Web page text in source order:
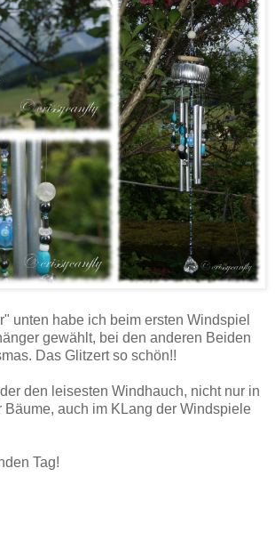
unten habe ich beim ersten Windspiel
gewählt, bei den anderen Beiden
Das Glitzert so schön!!
den leisesten Windhauch, nicht nur in
Bäume, auch im KLang der Windspiele
Tag!